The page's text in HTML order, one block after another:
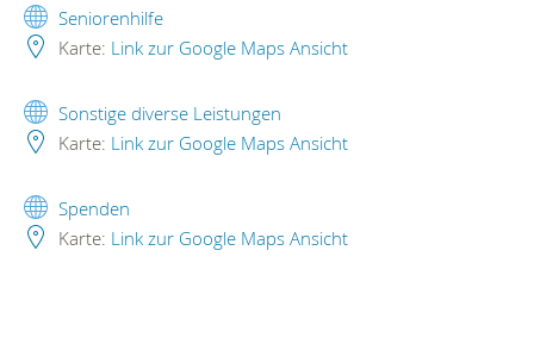
Seniorenhilfe
Karte: Link zur Google Maps Ansicht
Sonstige diverse Leistungen
Karte: Link zur Google Maps Ansicht
Spenden
Karte: Link zur Google Maps Ansicht